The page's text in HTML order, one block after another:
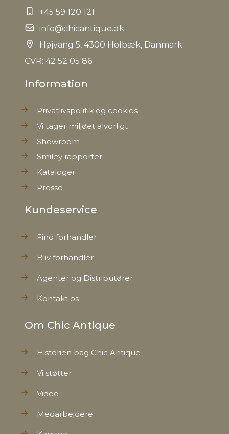
+45 59 120 121
info@chicantique.dk
Højvang 5, 4300 Holbæk, Danmark
CVR: 42 52 05 86
Information
Privatlivspolitik og cookies
Vi tager miljøet alvorligt
Showroom
Smiley rapporter
Kataloger
Presse
Kundeservice
Find forhandler
Bliv forhandler
Agenter og Distributører
Kontakt os
Om Chic Antique
Historien bag Chic Antique
Vi støtter
Video
Medarbejdere